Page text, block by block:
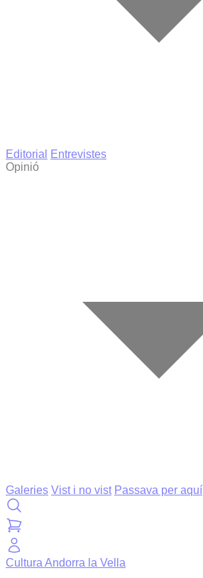
Editorial
Entrevistes
Opinió
Galeries Vist i no vist Passava per aquí
Cultura Andorra la Vella